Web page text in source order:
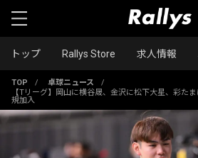
トップ Rallys Store 求人情報
TOP / 卓球ニュース
/
【Tリーグ】岡山に横谷晟、金沢に松下大星、彩た
規加入